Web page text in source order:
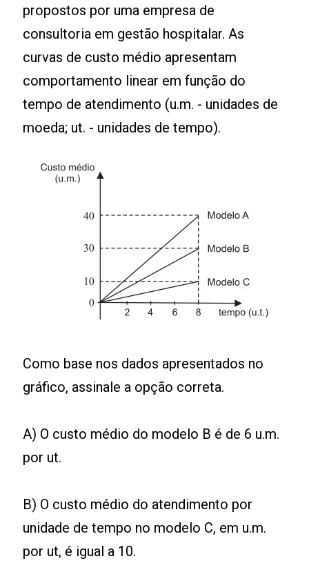
propostos por uma empresa de
consultoria em gestão hospitalar. As
curvas de custo médio apresentam
comportamento linear em função do
tempo de atendimento (u.m. - unidades de
moeda; ut. - unidades de tempo).
Como base nos dados apresentados no
gráfico, assinale a opção correta.
A) O custo médio do modelo B é de 6 u.m.
por ut.
B) O custo médio do atendimento por
unidade de tempo no modelo C, em u.m.
por ut, é igual a 10.